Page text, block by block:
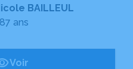
BAILLEUL
ans
Voir